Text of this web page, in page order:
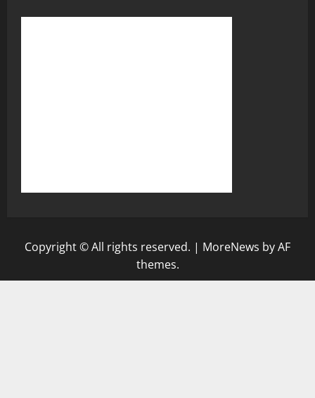
Copyright © All rights reserved. | MoreNews by AF
themes.